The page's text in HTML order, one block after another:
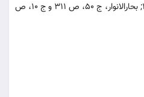
10) المناقب، ج 4، ص 424و 425; بحارالانوار، ج 50، ص 311 و ج 10، ص